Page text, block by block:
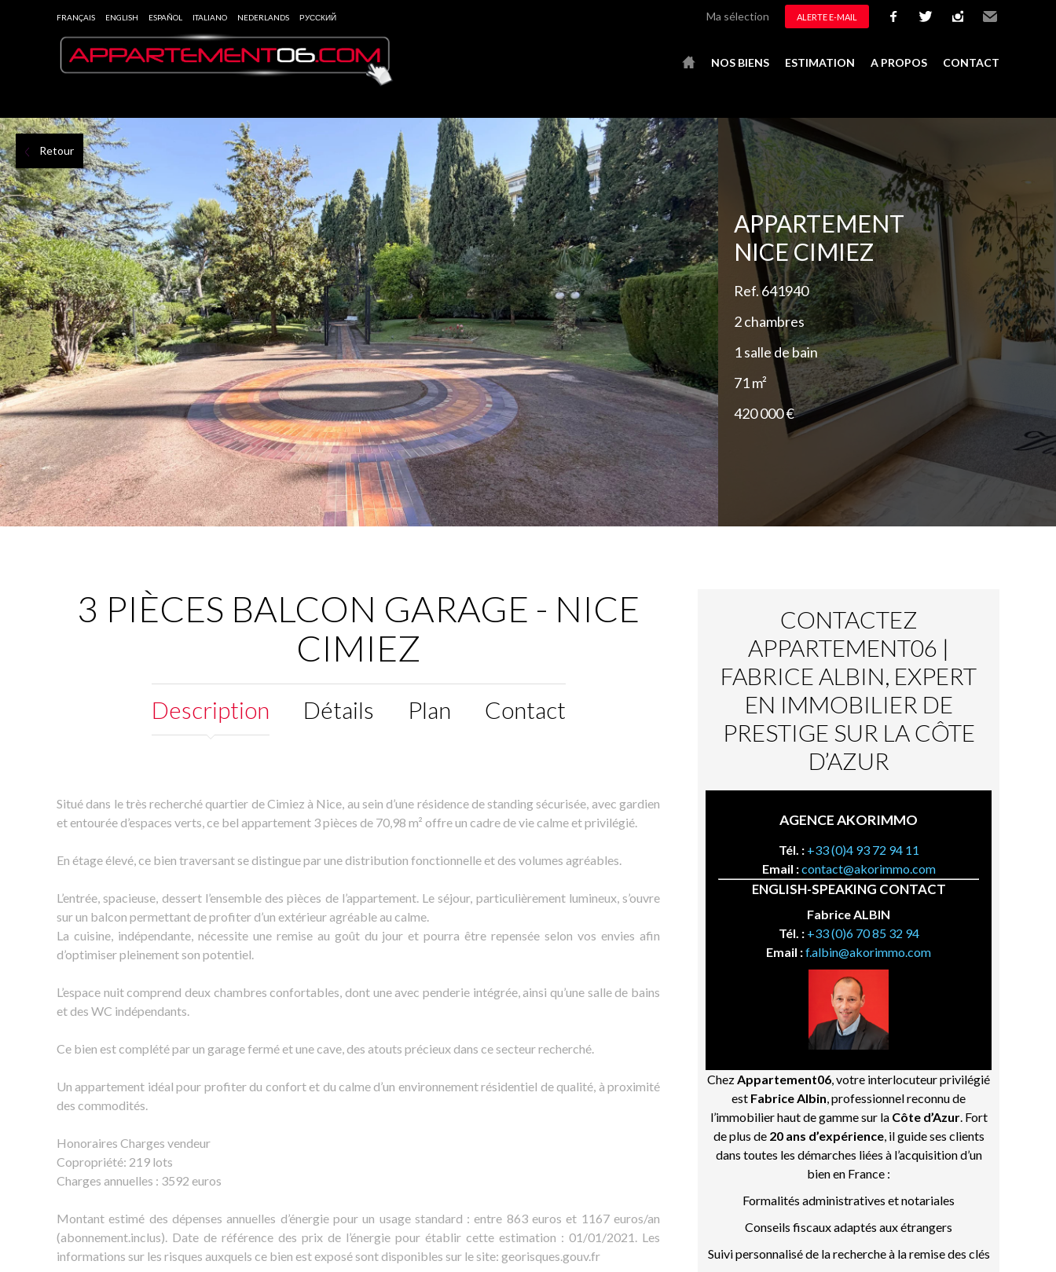
FRANÇAIS ENGLISH ESPAÑOL ITALIANO NEDERLANDS РУССКИЙ Ma sélection ALERTE E-MAIL
NOS BIENS ESTIMATION A PROPOS CONTACT
Retour
Ajouter à la sélection
APPARTEMENT
NICE CIMIEZ
Ref. 641940
2 chambres
1 salle de bain
71 m²
420 000 €
3 PIÈCES BALCON GARAGE - NICE
CIMIEZ
Description Détails Plan Contact
Situé dans le très recherché quartier de Cimiez à Nice, au sein d’une résidence de standing sécurisée, avec gardien
et entourée d’espaces verts, ce bel appartement 3 pièces de 70,98 m² offre un cadre de vie calme et privilégié.
En étage élevé, ce bien traversant se distingue par une distribution fonctionnelle et des volumes agréables.
L’entrée, spacieuse, dessert l’ensemble des pièces de l’appartement. Le séjour, particulièrement lumineux, s’ouvre
sur un balcon permettant de profiter d’un extérieur agréable au calme.
La cuisine, indépendante, nécessite une remise au goût du jour et pourra être repensée selon vos envies afin
d’optimiser pleinement son potentiel.
L’espace nuit comprend deux chambres confortables, dont une avec penderie intégrée, ainsi qu’une salle de bains
et des WC indépendants.
Ce bien est complété par un garage fermé et une cave, des atouts précieux dans ce secteur recherché.
Un appartement idéal pour profiter du confort et du calme d’un environnement résidentiel de qualité, à proximité
des commodités.
Honoraires Charges vendeur
Copropriété: 219 lots
Charges annuelles : 3592 euros
Montant estimé des dépenses annuelles d’énergie pour un usage standard : entre 863 euros et 1167 euros/an
(abonnement.inclus). Date de référence des prix de l’énergie pour établir cette estimation : 01/01/2021. Les
informations sur les risques auxquels ce bien est exposé sont disponibles sur le site: georisques.gouv.fr
CONTACTEZ
APPARTEMENT06 |
FABRICE ALBIN, EXPERT
EN IMMOBILIER DE
PRESTIGE SUR LA CÔTE
D’AZUR
AGENCE AKORIMMO
Tél. : +33 (0)4 93 72 94 11
Email :contact@akorimmo.com
ENGLISH-SPEAKING CONTACT
Fabrice ALBIN
Tél. : +33 (0)6 70 85 32 94
Email :f.albin@akorimmo.com
ChezAppartement06, votre interlocuteur privilégié
est Fabrice Albin, professionnel reconnu de
l’immobilier haut de gamme sur la Côte d’Azur. Fort
de plus de 20 ans d’expérience, il guide ses clients
dans toutes les démarches liées à l’acquisition d’un
bien en France :
Formalités administratives et notariales
Conseils fiscaux adaptés aux étrangers
Suivi personnalisé de la recherche à la remise des clés